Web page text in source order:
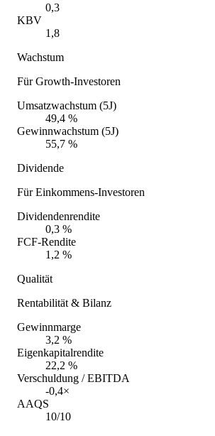
0,3
KBV
1,8
Wachstum
Für Growth-Investoren
Umsatzwachstum (5J)
49,4 %
Gewinnwachstum (5J)
55,7 %
Dividende
Für Einkommens-Investoren
Dividendenrendite
0,3 %
FCF-Rendite
1,2 %
Qualität
Rentabilität & Bilanz
Gewinnmarge
3,2 %
Eigenkapitalrendite
22,2 %
Verschuldung / EBITDA
-0,4×
AAQS
10/10